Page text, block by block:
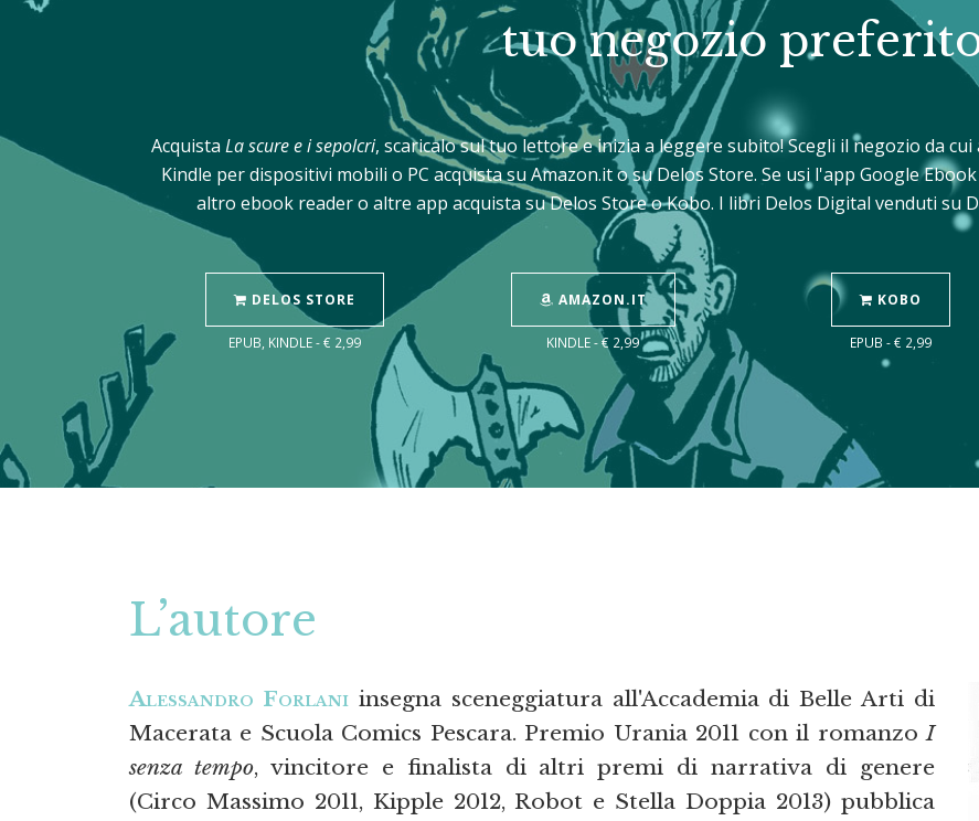
tuo negozio
Acquista La scure e i sepolcri, scaricalo sul tuo lettore e inizia a leggere subito! Scegli il negozio da
Kindle per dispositivi mobili o PC acquista su Amazon.it o su Delos Store. Se usi l'app Google
altro ebook reader o altre app acquista su Delos Store o Kobo. I libri Delos Digital venduti su
DELOS STORE
EPUB, KINDLE - € 2,99
AMAZON.IT
KINDLE - € 2,99
KOBO
EPUB - € 2,99
L’autore
Alessandro Forlaniinsegna sceneggiatura all'Accademia di Belle Arti di
Macerata e Scuola Comics Pescara. Premio Urania 2011 con il romanzoI
senza tempo, vincitore e finalista di altri premi di narrativa di genere
(Circo Massimo 2011, Kipple 2012, Robot e Stella Doppia 2013) pubblica